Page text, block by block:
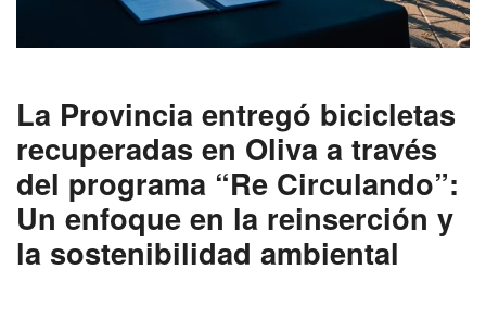
La Provincia entregó bicicletas
recuperadas en Oliva a través
del programa “Re Circulando”:
Un enfoque en la reinserción y
la sostenibilidad ambiental